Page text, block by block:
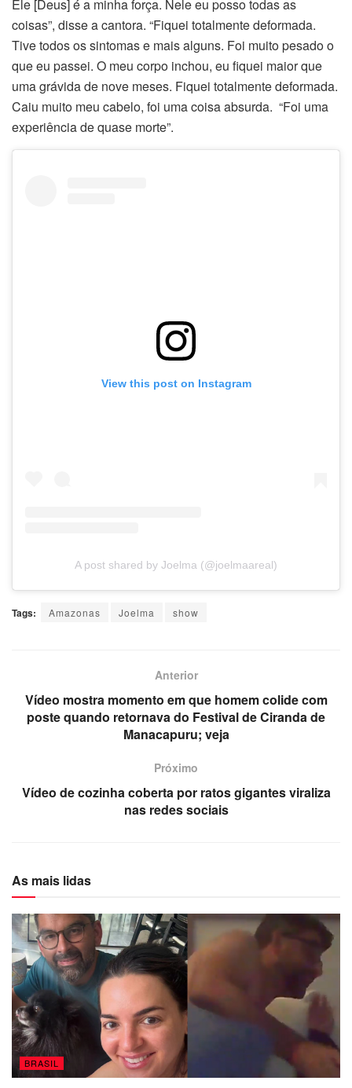
Ele [Deus] é a minha força. Nele eu posso todas as
coisas”, disse a cantora. “Fiquei totalmente deformada.
Tive todos os sintomas e mais alguns. Foi muito pesado o
que eu passei. O meu corpo inchou, eu fiquei maior que
uma grávida de nove meses. Fiquei totalmente deformada.
Caiu muito meu cabelo, foi uma coisa absurda. “Foi uma
experiência de quase morte”.
View this post on Instagram
A post shared by Joelma (@joelmaareal)
Tags: Amazonas Joelma show
Anterior
Vídeo mostra momento em que homem colide com
poste quando retornava do Festival de Ciranda de
Manacapuru; veja
Próximo
Vídeo de cozinha coberta por ratos gigantes viraliza
nas redes sociais
As mais lidas
BRASIL